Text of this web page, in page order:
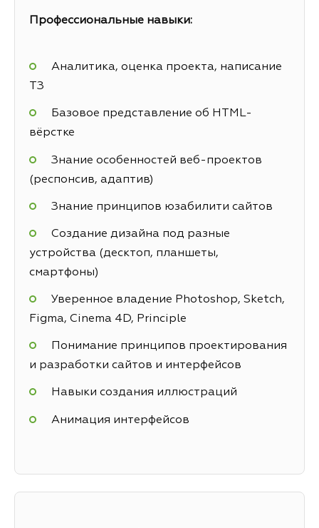
Профессиональные навыки:
Аналитика, оценка проекта, написание
ТЗ
Базовое представление об HTML-
вёрстке
Знание особенностей веб-проектов
(респонсив, адаптив)
Знание принципов юзабилити сайтов
Создание дизайна под разные
устройства (десктоп, планшеты,
смартфоны)
Уверенное владение Photoshop, Sketch,
Figma, Cinema 4D, Principle
Понимание принципов проектирования
и разработки сайтов и интерфейсов
Навыки создания иллюстраций
Анимация интерфейсов